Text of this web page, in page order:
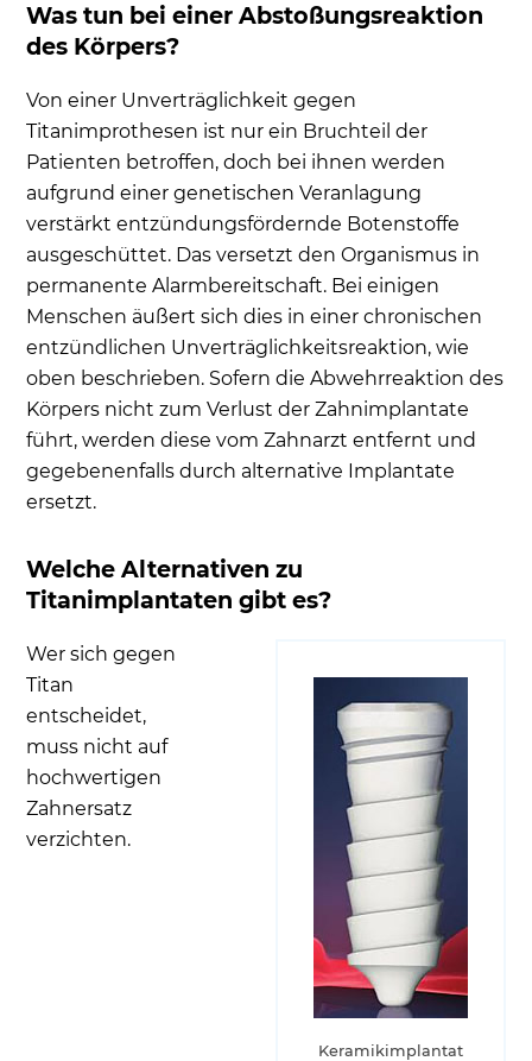
Was tun bei einer Abstoßungsreaktion
des Körpers?
Von einer Unverträglichkeit gegen
Titanimprothesen ist nur ein Bruchteil der
Patienten betroffen, doch bei ihnen werden
aufgrund einer genetischen Veranlagung
verstärkt entzündungsfördernde Botenstoffe
ausgeschüttet. Das versetzt den Organismus in
permanente Alarmbereitschaft. Bei einigen
Menschen äußert sich dies in einer chronischen
entzündlichen Unverträglichkeitsreaktion, wie
oben beschrieben. Sofern die Abwehrreaktion des
Körpers nicht zum Verlust der Zahnimplantate
führt, werden diese vom Zahnarzt entfernt und
gegebenenfalls durch alternative Implantate
ersetzt.
Welche Alternativen zu
Titanimplantaten gibt es?
Keramikimplantat
Wer sich gegen
Titan
entscheidet,
muss nicht auf
hochwertigen
Zahnersatz
verzichten.